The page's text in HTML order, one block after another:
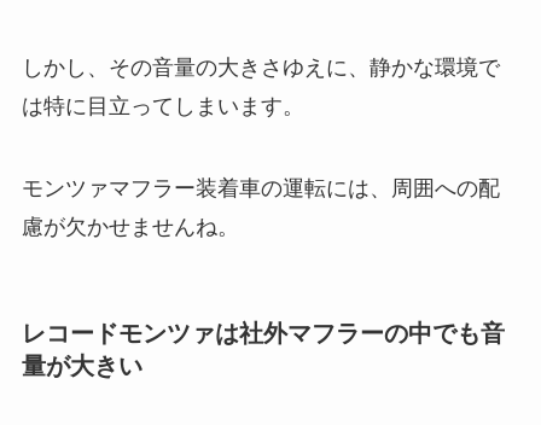
しかし、その音量の大きさゆえに、静かな環境で
は特に目立ってしまいます。
モンツァマフラー装着車の運転には、周囲への配
慮が欠かせませんね。
レコードモンツァは社外マフラーの中でも音
量が大きい